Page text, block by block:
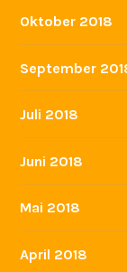
Oktober 2018
September
Juli 2018
Juni 2018
Mai 2018
April 2018